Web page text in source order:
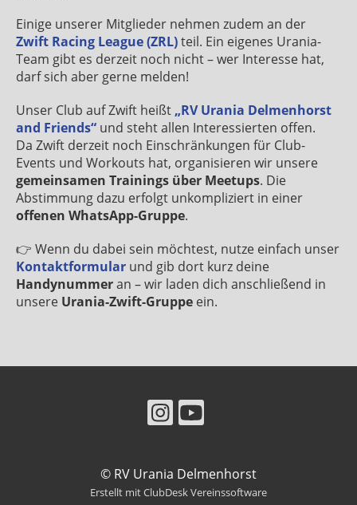
Einige unserer Mitglieder nehmen zudem an der
Zwift Racing League (ZRL)teil. Ein eigenes Urania-
Team gibt es derzeit noch nicht – wer Interesse hat,
darf sich aber gerne melden!
Unser Club auf Zwift heißt „RV Urania Delmenhorst
and Friends“ und steht allen Interessierten offen.
Da Zwift derzeit noch Einschränkungen für Club-
Events und Workouts hat, organisieren wir unsere
gemeinsamen Trainings über Meetups. Die
Abstimmung dazu erfolgt unkompliziert in einer
offenen WhatsApp-Gruppe.
👉 Wenn du dabei sein möchtest, nutze einfach unser
Kontaktformular und gib dort kurz deine
Handynummeran – wir laden dich anschließend in
unsere Urania-Zwift-Gruppe ein.
© RV Urania Delmenhorst
Erstellt mit ClubDesk Vereinssoftware